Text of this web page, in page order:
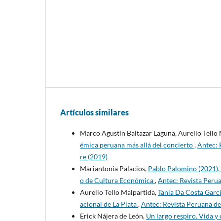
Artículos similares
Marco Agustín Baltazar Laguna, Aurelio
émica peruana más allá del concierto,Antec:
re (2019)
Mariantonia Palacios, Pablo Palomino
o de Cultura Económica,Antec: Revista
Aurelio Tello Malpartida,Tania Da Costa
acional de La Plata,Antec: Revista Peruana
Erick Nájera de León, Un largo respiro. Vida y